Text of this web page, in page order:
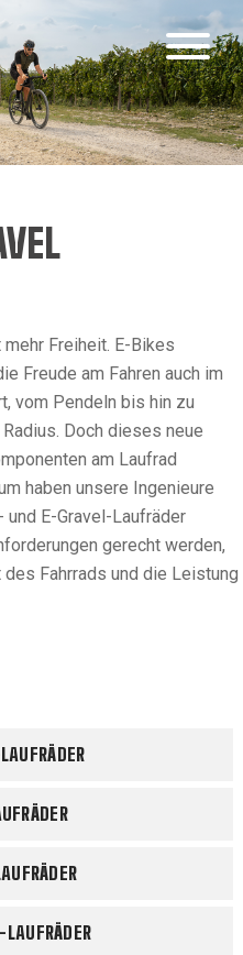
Freiheit. E-Bikes
Freude am Fahren auch im
vom Pendeln bis hin zu
Doch dieses neue
am Laufrad
haben unsere Ingenieure
E-Gravel-Laufräder
gerecht werden,
Fahrrads und die Leistung